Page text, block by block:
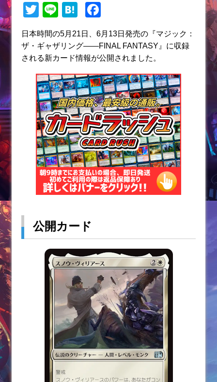
T
w
itt
er
Li
e
H
e
n
a
c
e
b
o
o
k
日本時間の5月21日、6月13日発売の『マジック：
ザ・ギャザリング——FINAL FANTASY』に収録
される新カード情報が公開されました。
公開カード